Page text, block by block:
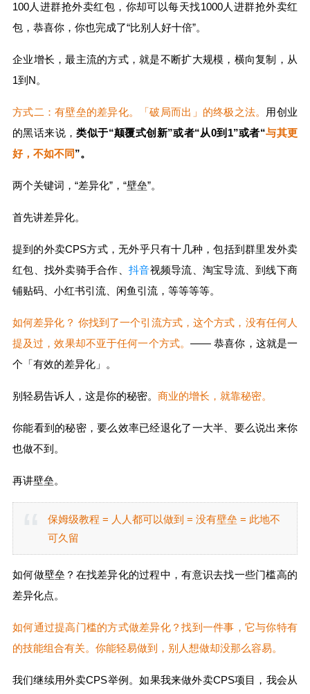
100人进群抢外卖红包，你却可以每天找1000人进群抢外卖红
包，恭喜你，你也完成了“比别人好十倍”。
企业增长，最主流的方式，就是不断扩大规模，横向复制，从
1到N。
方式二：有壁垒的差异化。「破局而出」的终极之法。 用创业
的黑话来说，类似于“颠覆式创新”或者“从0到1”或者“与其更
好，不如不同”。
两个关键词，“差异化”，“壁垒”。
首先讲差异化。
提到的外卖CPS方式，无外乎只有十几种，包括到群里发外卖
红包、找外卖骑手合作、 抖音视频导流、淘宝导流、到线下商
铺贴码、小红书引流、闲鱼引流，等等等等。
如何差异化？ 你找到了一个引流方式，这个方式，没有任何人
提及过，效果却不亚于任何一个方式。—— 恭喜你，这就是一
个「有效的差异化」。
别轻易告诉人，这是你的秘密。 商业的增长，就靠秘密。
你能看到的秘密，要么效率已经退化了一大半、要么说出来你
也做不到。
再讲壁垒。
保姆级教程 = 人人都可以做到 = 没有壁垒 = 此地不
可久留
如何做壁垒？在找差异化的过程中，有意识去找一些门槛高的
差异化点。
如何通过提高门槛的方式做差异化？找到一件事，它与你特有
的技能组合有关。你能轻易做到，别人想做却没那么容易。
我们继续用外卖CPS举例。如果我来做外卖CPS项目，我会从